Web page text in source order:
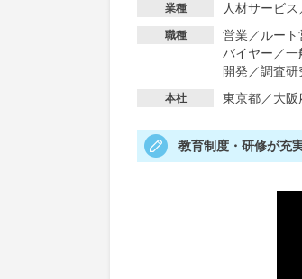
業種 人材サービス
職種 営業／ ルー
バイヤー ／一
開発 ／調査研
本社 東京都／大阪
教育制度・研修が充